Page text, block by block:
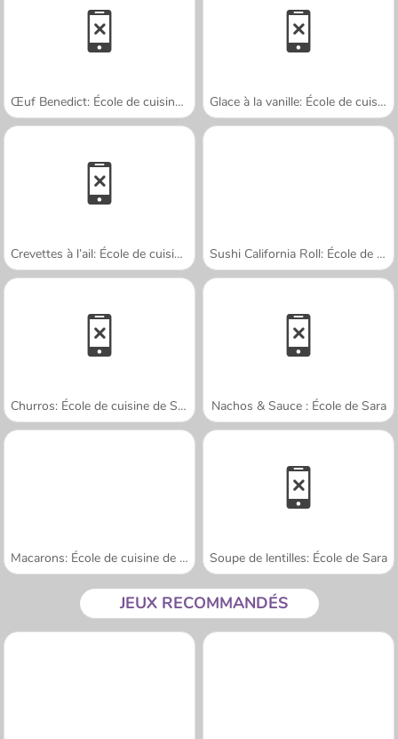
Œuf Benedict: École de cuisine de Sara Glace à la vanille: École de cuisine de Sara
Crevettes à l’ail: École de cuisine de Sara Sushi California Roll: École de cuisine de Sara
Churros: École de cuisine de Sara Nachos & Sauce : École de Sara
Macarons: École de cuisine de Sara Soupe de lentilles: École de Sara
JEUX RECOMMANDÉS